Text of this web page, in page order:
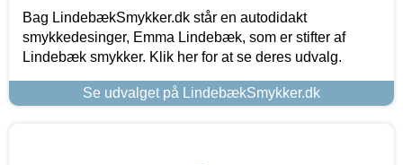
Bag LindebækSmykker.dk står en autodidakt
smykkedesinger, Emma Lindebæk, som er stifter af
Lindebæk smykker. Klik her for at se deres udvalg.
Se udvalget på LindebækSmykker.dk